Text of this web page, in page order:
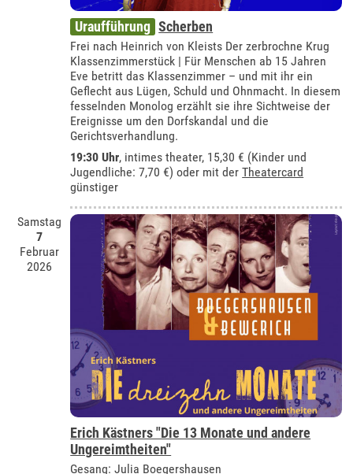
Uraufführung Scherben
Frei nach Heinrich von Kleists Der zerbrochne Krug
Klassenzimmerstück | Für Menschen ab 15 Jahren
Eve betritt das Klassenzimmer – und mit ihr ein
Geflecht aus Lügen, Schuld und Ohnmacht. In diesem
fesselnden Monolog erzählt sie ihre Sichtweise der
Ereignisse um den Dorfskandal und die
Gerichtsverhandlung.
19:30 Uhr, intimes theater, 15,30 € (Kinder und
Jugendliche: 7,70 €) oder mit derTheatercard
günstiger
Samstag
7
Februar
2026
Erich Kästners "Die 13 Monate und andere
Ungereimtheiten"
Gesang: Julia Boegershausen